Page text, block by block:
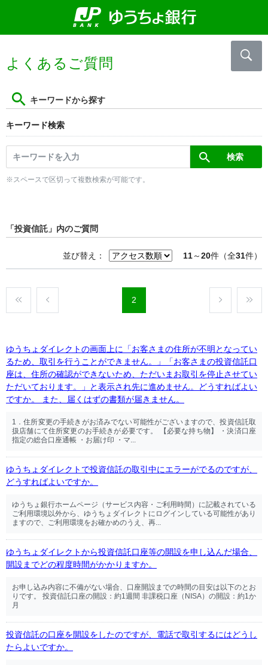
よくあるご質問
キーワードから探す
キーワード検索
※スペースで区切って複数検索が可能です。
「投資信託」内のご質問
並び替え： 11～20件（全31件）
2
ゆうちょダイレクトの画面上に「お客さまの住所が不明となってい
るため、取引を行うことができません。」「お客さまの投資信託口
座は、住所の確認ができないため、ただいまお取引を停止させてい
ただいております。」と表示され先に進めません。どうすればよい
ですか。 また、届くはずの書類が届きません。
1．住所変更の手続きがお済みでない可能性がございますので、投資信託取
扱店舗にて住所変更のお手続きが必要です。 【必要な持ち物】 ・決済口座
指定の総合口座通帳 ・お届け印 ・マ...
ゆうちょダイレクトで投資信託の取引中にエラーがでるのですが、
どうすればよいですか。
ゆうちょ銀行ホームページ（サービス内容・ご利用時間）に記載されている
ご利用環境以外から、ゆうちょダイレクトにログインしている可能性があり
ますので、ご利用環境をお確かめのうえ、再...
ゆうちょダイレクトから投資信託口座等の開設を申し込んだ場合、
開設までどの程度時間がかかりますか。
お申し込み内容に不備がない場合、口座開設までの時間の目安は以下のとお
りです。 投資信託口座の開設：約1週間 非課税口座（NISA）の開設：約1か
月
投資信託の口座を開設をしたのですが、電話で取引するにはどうし
たらよいですか。